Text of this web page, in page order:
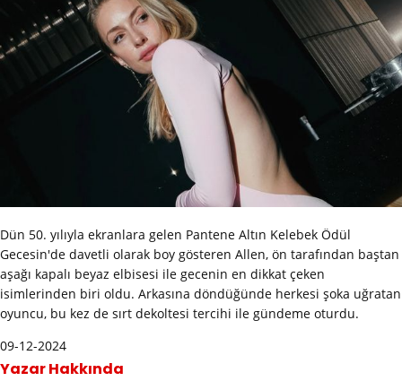
Dün 50. yılıyla ekranlara gelen Pantene Altın Kelebek Ödül
Gecesin'de davetli olarak boy gösteren Allen, ön tarafından baştan
aşağı kapalı beyaz elbisesi ile gecenin en dikkat çeken
isimlerinden biri oldu. Arkasına döndüğünde herkesi şoka uğratan
oyuncu, bu kez de sırt dekoltesi tercihi ile gündeme oturdu.
09-12-2024
Yazar Hakkında